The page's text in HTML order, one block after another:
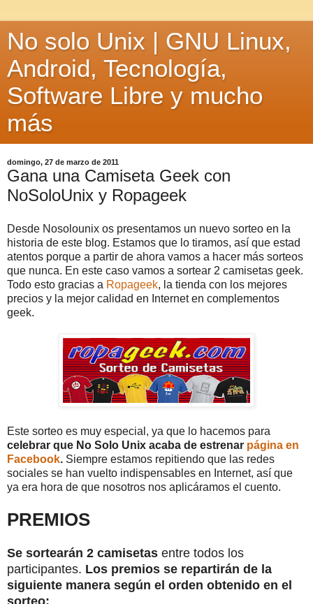
No solo Unix | GNU Linux,
Android, Tecnología,
Software Libre y mucho
más
domingo, 27 de marzo de 2011
Gana una Camiseta Geek con
NoSoloUnix y Ropageek
Desde Nosolounix os presentamos un nuevo sorteo en la
historia de este blog. Estamos que lo tiramos, así que estad
atentos porque a partir de ahora vamos a hacer más sorteos
que nunca. En este caso vamos a sortear 2 camisetas geek.
Todo esto gracias a Ropageek, la tienda con los mejores
precios y la mejor calidad en Internet en complementos
geek.
Este sorteo es muy especial, ya que lo hacemos para
celebrar que No Solo Unix acaba de estrenar página en
Facebook. Siempre estamos repitiendo que las redes
sociales se han vuelto indispensables en Internet, así que
ya era hora de que nosotros nos aplicáramos el cuento.
PREMIOS
Se sortearán 2 camisetas entre todos los
participantes. Los premios se repartirán de la
siguiente manera según el orden obtenido en el
sorteo: